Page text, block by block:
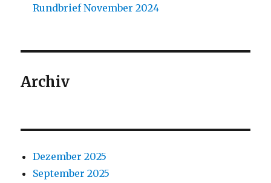
Rundbrief November 2024
Archiv
Dezember 2025
September 2025